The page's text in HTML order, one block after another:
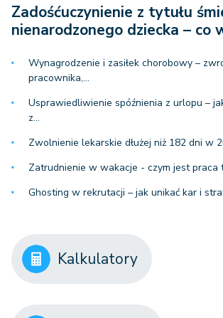
Zadośćuczynienie z tytułu
nienarodzonego dziecka – co
Wynagrodzenie i zasiłek chorobowy –
pracownika,…
Usprawiedliwienie spóźnienia z urlopu –
z…
Zwolnienie lekarskie dłużej niż 182 dni w
Zatrudnienie w wakacje - czym jest praca
Ghosting w rekrutacji – jak unikać kar i
Kalkulatory